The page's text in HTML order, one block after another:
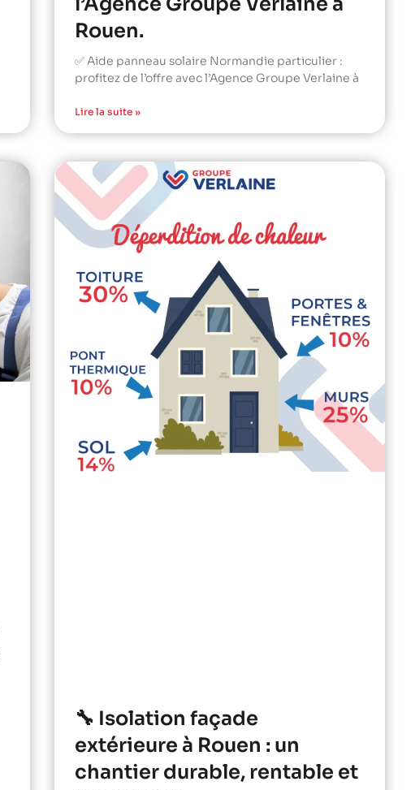
Rouen.
✅ Aide panneau solaire Normandie particulier :
profitez de l’offre avec l’Agence Groupe Verlaine à
Lire la suite »
🔧 Isolation façade
extérieure à Rouen : un
chantier durable, rentable et